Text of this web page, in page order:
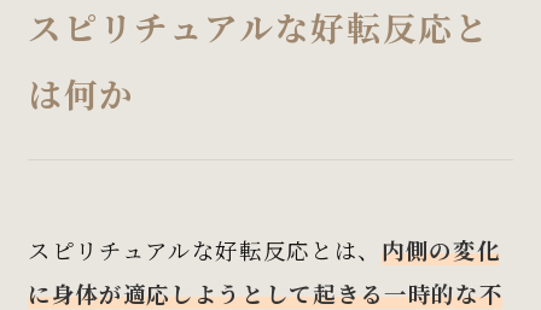
スピリチュアルな好転反応と
は何か
スピリチュアルな好転反応とは、内側の変化
に身体が適応しようとして起きる一時的な不